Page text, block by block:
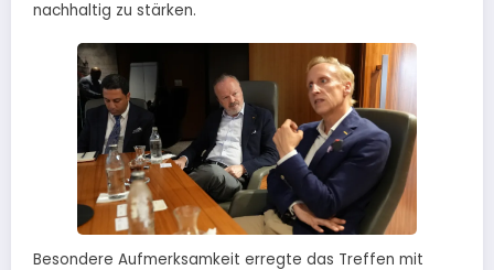
nachhaltig zu stärken.
Besondere Aufmerksamkeit erregte das Treffen mit